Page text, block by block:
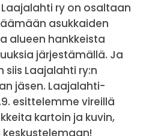
ry on osaltaan
asukkaiden
alueen hankkeista
järjestämällä. Ja
siis Laajalahti ry:n
jäsen. Laajalahti-
esittelemme vireillä
kartoin ja kuvin,